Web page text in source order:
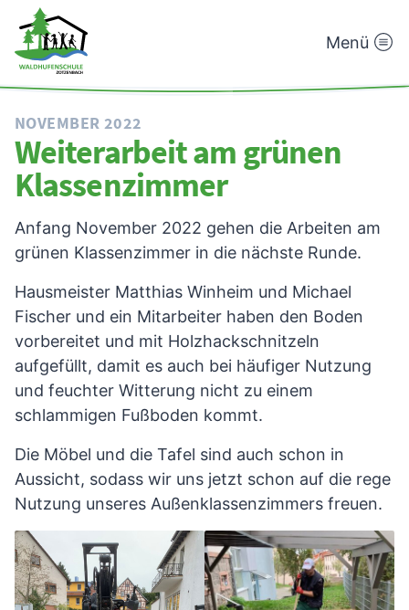
Waldhufenschule
Menü
NOVEMBER 2022
Weiterarbeit am grünen
Klassenzimmer
Anfang November 2022 gehen die Arbeiten am
grünen Klassenzimmer in die nächste Runde.
Hausmeister Matthias Winheim und Michael
Fischer und ein Mitarbeiter haben den Boden
vorbereitet und mit Holzhackschnitzeln
aufgefüllt, damit es auch bei häufiger Nutzung
und feuchter Witterung nicht zu einem
schlammigen Fußboden kommt.
Die Möbel und die Tafel sind auch schon in
Aussicht, sodass wir uns jetzt schon auf die rege
Nutzung unseres Außenklassenzimmers freuen.